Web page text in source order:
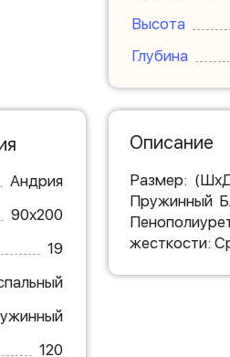
Высота
Глубина
Андрия
90х200
19
120
Описание
Размер:
Пружинный
жесткости: